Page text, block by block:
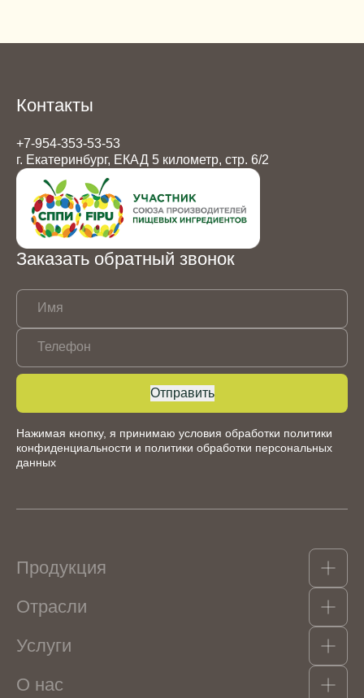
Контакты
+7-954-353-53-53
г. Екатеринбург, ЕКАД 5 километр, стр. 6/2
Заказать обратный звонок
Имя
Телефон
Отправить
Нажимая кнопку, я принимаю условия обработки политики
конфиденциальности и политики обработки персональных
данных
Продукция
Какао-продукты
Гидроколлоиды, структурообразователи и
эмульгаторы
Консерванты и пищевые кислоты
Отрасли
Кондитерские изделия
Напитки безалкогольные
Услуги
Логистика
О нас